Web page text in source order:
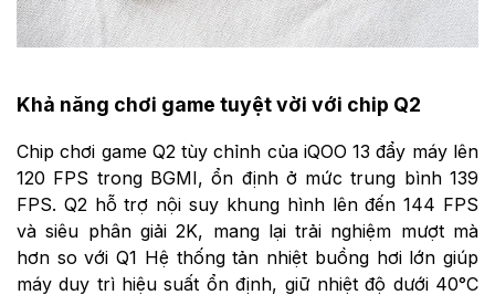
Khả năng chơi game tuyệt vời với chip Q2
Chip chơi game Q2 tùy chỉnh của iQOO 13 đẩy máy lên
120 FPS trong BGMI, ổn định ở mức trung bình 139
FPS. Q2 hỗ trợ nội suy khung hình lên đến 144 FPS
và siêu phân giải 2K, mang lại trải nghiệm mượt mà
hơn so với Q1 Hệ thống tản nhiệt buồng hơi lớn giúp
máy duy trì hiệu suất ổn định, giữ nhiệt độ dưới 40°C